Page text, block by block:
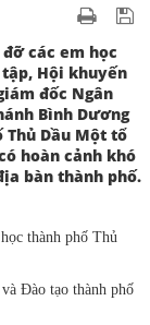
các em học
Hội khuyến
đốc Ngân
Bình Dương
Thủ Dầu Một tổ
hoàn cảnh khó
bàn thành phố.
thành phố Thủ
Đào tạo thành phố